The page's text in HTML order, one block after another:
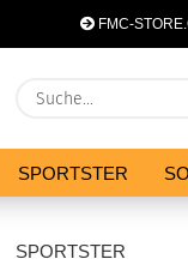
FMC-
SPORTSTER
SPORTSTER